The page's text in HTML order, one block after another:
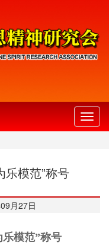
切
换
乐模范”称号
月27日
模范”称号